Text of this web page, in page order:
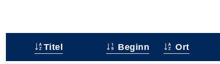
Titel Beginn Ort